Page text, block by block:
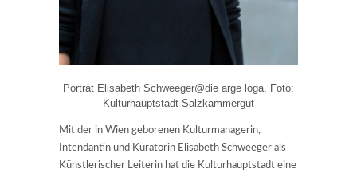
Porträt Elisabeth Schweeger@die arge loga, Foto:
Kulturhauptstadt Salzkammergut
Mit der in Wien geborenen Kulturmanagerin,
Intendantin und Kuratorin Elisabeth Schweeger als
Künstlerischer Leiterin hat die Kulturhauptstadt eine